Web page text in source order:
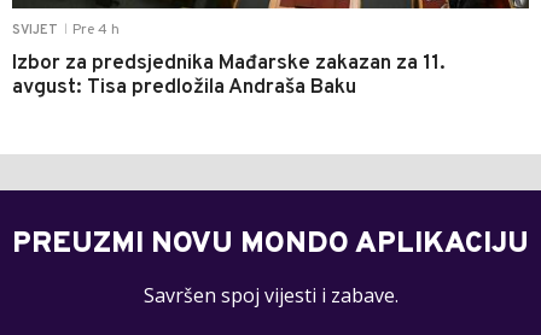
SVIJET Pre 4 h
Izbor za predsjednika Mađarske zakazan za 11.
avgust: Tisa predložila Andraša Baku
PREUZMI NOVU MONDO APLIKACIJU
Savršen spoj vijesti i zabave.